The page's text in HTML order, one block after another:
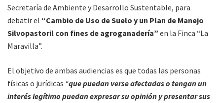
Secretaría de Ambiente y Desarrollo Sustentable, para
debatir el “Cambio de Uso de Suelo y un Plan de Manejo
Silvopastoril con fines de agroganadería” en la Finca “La
Maravilla”.
El objetivo de ambas audiencias es que todas las personas
físicas o jurídicas “que puedan verse afectadas o tengan un
interés legítimo puedan expresar su opinión y presentar sus